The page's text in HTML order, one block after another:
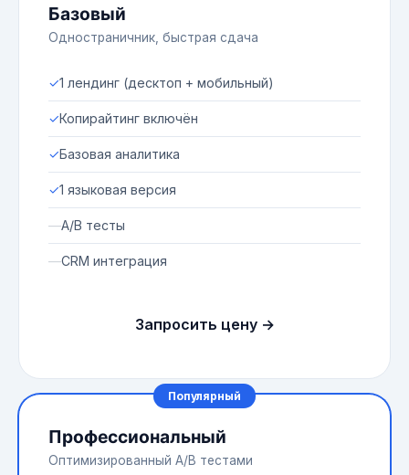
Базовый
Одностраничник, быстрая сдача
✓1 лендинг (десктоп + мобильный)
✓Копирайтинг включён
✓Базовая аналитика
✓1 языковая версия
—A/B тесты
—CRM интеграция
Запросить цену →
Популярный
Профессиональный
Оптимизированный A/B тестами